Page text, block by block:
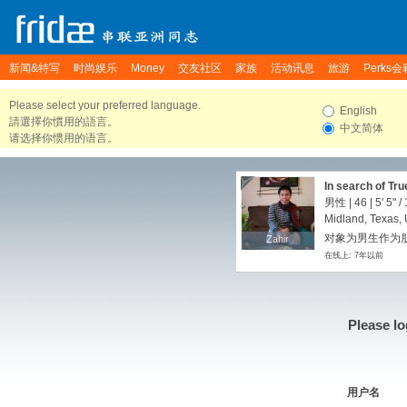
新闻&特写 时尚娱乐 Money 交友社区 家族 活动讯息 旅游 Perks会
Please select your preferred language.
請選擇你慣用的語言。
请选择你惯用的语言。
English
中文简体
Zahir
Zahir
In search of
男性 | 46 | 5' 5" /
Midland, Texas,
对象为男生作为
在线上: 7年以前
Please
用户名